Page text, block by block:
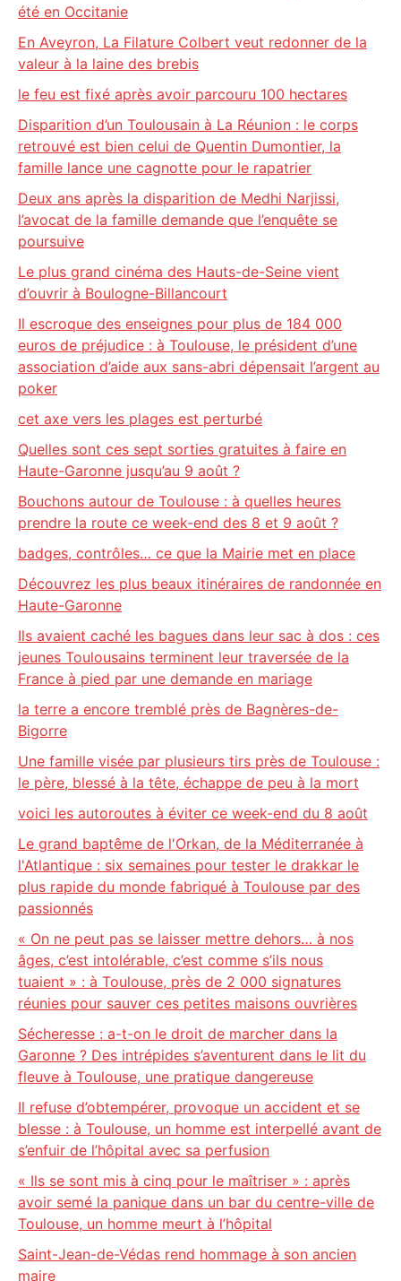
été en Occitanie
En Aveyron, La Filature Colbert veut redonner de la
valeur à la laine des brebis
le feu est fixé après avoir parcouru 100 hectares
Disparition d’un Toulousain à La Réunion : le corps
retrouvé est bien celui de Quentin Dumontier, la
famille lance une cagnotte pour le rapatrier
Deux ans après la disparition de Medhi Narjissi,
l’avocat de la famille demande que l’enquête se
poursuive
Le plus grand cinéma des Hauts-de-Seine vient
d’ouvrir à Boulogne-Billancourt
Il escroque des enseignes pour plus de 184 000
euros de préjudice : à Toulouse, le président d’une
association d’aide aux sans-abri dépensait l’argent au
poker
cet axe vers les plages est perturbé
Quelles sont ces sept sorties gratuites à faire en
Haute-Garonne jusqu’au 9 août ?
Bouchons autour de Toulouse : à quelles heures
prendre la route ce week-end des 8 et 9 août ?
badges, contrôles… ce que la Mairie met en place
Découvrez les plus beaux itinéraires de randonnée en
Haute-Garonne
Ils avaient caché les bagues dans leur sac à dos : ces
jeunes Toulousains terminent leur traversée de la
France à pied par une demande en mariage
la terre a encore tremblé près de Bagnères-de-
Bigorre
Une famille visée par plusieurs tirs près de Toulouse :
le père, blessé à la tête, échappe de peu à la mort
voici les autoroutes à éviter ce week-end du 8 août
Le grand baptême de l'Orkan, de la Méditerranée à
l'Atlantique : six semaines pour tester le drakkar le
plus rapide du monde fabriqué à Toulouse par des
passionnés
« On ne peut pas se laisser mettre dehors… à nos
âges, c’est intolérable, c’est comme s’ils nous
tuaient » : à Toulouse, près de 2 000 signatures
réunies pour sauver ces petites maisons ouvrières
Sécheresse : a-t-on le droit de marcher dans la
Garonne ? Des intrépides s’aventurent dans le lit du
fleuve à Toulouse, une pratique dangereuse
Il refuse d’obtempérer, provoque un accident et se
blesse : à Toulouse, un homme est interpellé avant de
s’enfuir de l’hôpital avec sa perfusion
« Ils se sont mis à cinq pour le maîtriser » : après
avoir semé la panique dans un bar du centre-ville de
Toulouse, un homme meurt à l’hôpital
Saint-Jean-de-Védas rend hommage à son ancien
maire